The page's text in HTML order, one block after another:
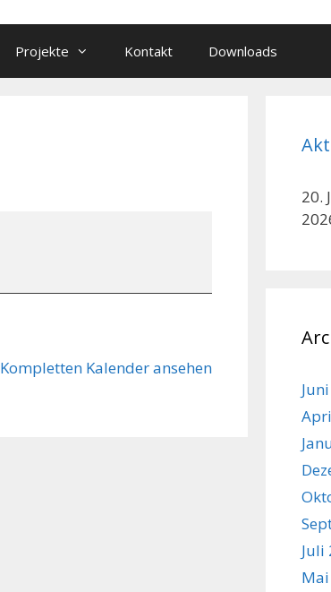
Projekte Kontakt Downloads
Kompletten Kalender ansehen
20.
Juli